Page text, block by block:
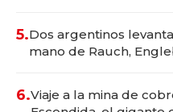
5.Dos argentinos
mano de Rauch,
6.Viaje a la mina de